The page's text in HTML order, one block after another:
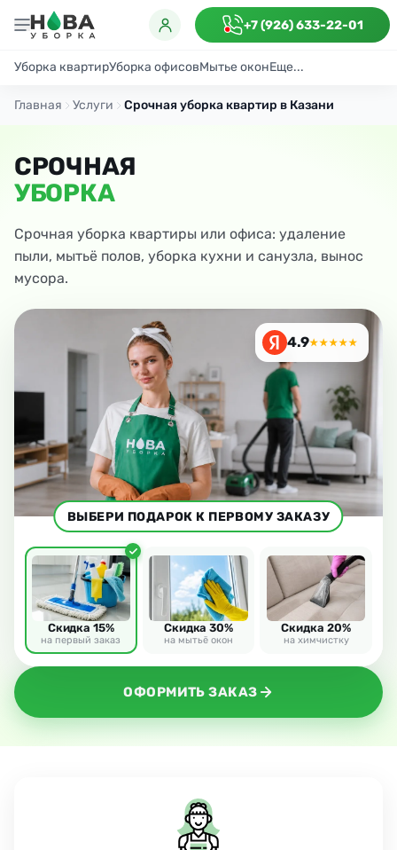
+7 (926) 633-22-01
Уборка квартирУборка офисовМытье оконЕще...
ГенеральнаяПоддерживающаяПосле ремонта
Главная Услуги Срочная уборка квартир в Казани
СРОЧНАЯ
УБОРКА
Срочная уборка квартиры или офиса: удаление
пыли, мытьё полов, уборка кухни и санузла, вынос
мусора.
ОФОРМИТЬ ЗАКАЗ
4.9★★★★★
ВЫБЕРИ ПОДАРОК К ПЕРВОМУ ЗАКАЗУ
Скидка 15%
на первый заказ
Скидка 30%
на мытьё окон
Скидка 20%
на химчистку